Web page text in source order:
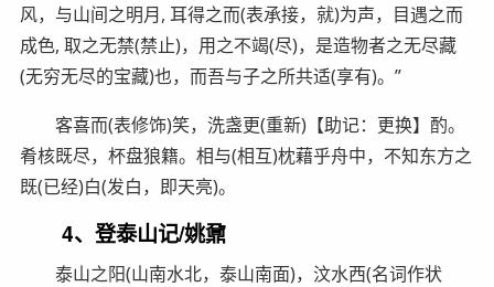
风，与山间之明月, 耳得之而(表承接，就)为声，目遇之而
成色, 取之无禁(禁止)，用之不竭(尽)，是造物者之无尽藏
(无穷无尽的宝藏)也，而吾与子之所共适(享有)。”
客喜而(表修饰)笑，洗盏更(重新)【助记：更换】酌。
肴核既尽，杯盘狼籍。相与(相互)枕藉乎舟中，不知东方之
既(已经)白(发白，即天亮)。
4、登泰山记/姚鼐
泰山之阳(山南水北，泰山南面)，汶水西(名词作状